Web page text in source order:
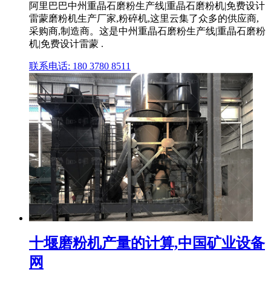
阿里巴巴中州重晶石磨粉生产线|重晶石磨粉机|免费设计
雷蒙磨粉机生产厂家,粉碎机,这里云集了众多的供应商,
采购商,制造商。这是中州重晶石磨粉生产线|重晶石磨粉
机|免费设计雷蒙 .
联系电话: 180 3780 8511
十堰磨粉机产量的计算,中国矿业设备
网